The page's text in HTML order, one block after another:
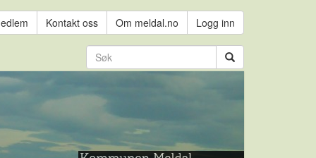
Kontakt oss Om meldal.no Logg inn